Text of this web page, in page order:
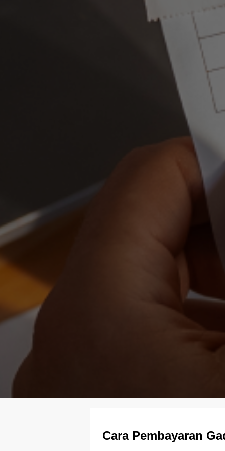
Cara Pembayaran